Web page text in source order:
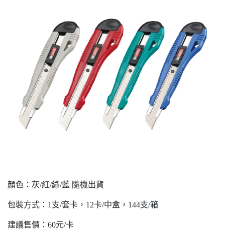
顏色：灰/紅/綠/藍 隨機出貨
包裝方式：1支/套卡，12卡/中盒，144支/箱
建議售價：60元/卡